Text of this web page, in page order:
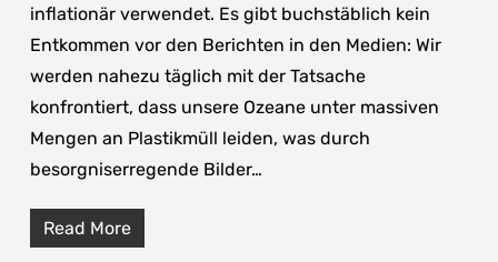
inflationär verwendet. Es gibt buchstäblich kein
Entkommen vor den Berichten in den Medien: Wir
werden nahezu täglich mit der Tatsache
konfrontiert, dass unsere Ozeane unter massiven
Mengen an Plastikmüll leiden, was durch
besorgniserregende Bilder…
Read More